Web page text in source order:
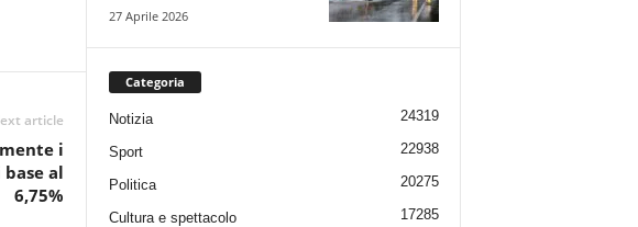
article
i
al
6,75%
27 Aprile 2026
Categoria
Notizia 24319
Sport 22938
Politica 20275
Cultura e spettacolo 17285